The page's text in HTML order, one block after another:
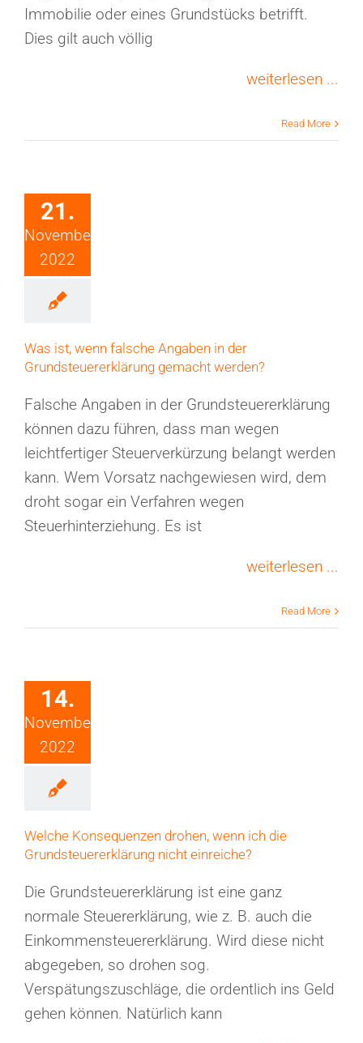
Immobilie oder eines Grundstücks betrifft.
Dies gilt auch völlig
weiterlesen ...
Read More
21.
November
2022
Was ist, wenn falsche Angaben in der
Grundsteuererklärung gemacht werden?
Falsche Angaben in der Grundsteuererklärung
können dazu führen, dass man wegen
leichtfertiger Steuerverkürzung belangt werden
kann. Wem Vorsatz nachgewiesen wird, dem
droht sogar ein Verfahren wegen
Steuerhinterziehung. Es ist
weiterlesen ...
Read More
14.
November
2022
Welche Konsequenzen drohen, wenn ich die
Grundsteuererklärung nicht einreiche?
Die Grundsteuererklärung ist eine ganz
normale Steuererklärung, wie z. B. auch die
Einkommensteuererklärung. Wird diese nicht
abgegeben, so drohen sog.
Verspätungszuschläge, die ordentlich ins Geld
gehen können. Natürlich kann